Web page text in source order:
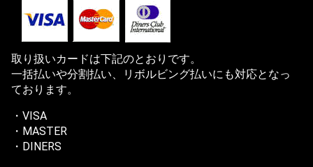
取り扱いカードは下記のとおりです。
一括払いや分割払い、リボルビング払いにも対応となっ
ております。
・VISA
・MASTER
・DINERS